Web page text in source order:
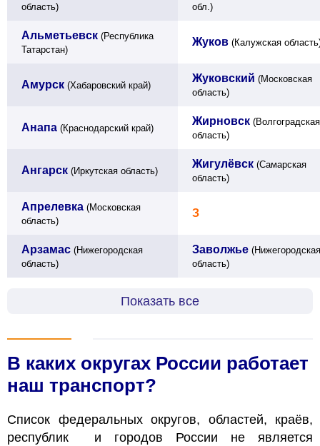
область) обл.)
Альметьевск (Республика
Татарстан)
Жуков (Калужская
Амурск (Хабаровский край)
Жуковский (Московская
область)
Анапа (Краснодарский край)
Жирновск (Волгоградская
область)
Ангарск (Иркутская область)
Жигулёвск (Самарская
область)
Апрелевка (Московская
область)
З
Арзамас (Нижегородская
область)
Заволжье (Нижегородская
область)
Показать все
В каких округах России работает
наш транспорт?
Список федеральных округов, областей, краёв,
республик и городов России не является